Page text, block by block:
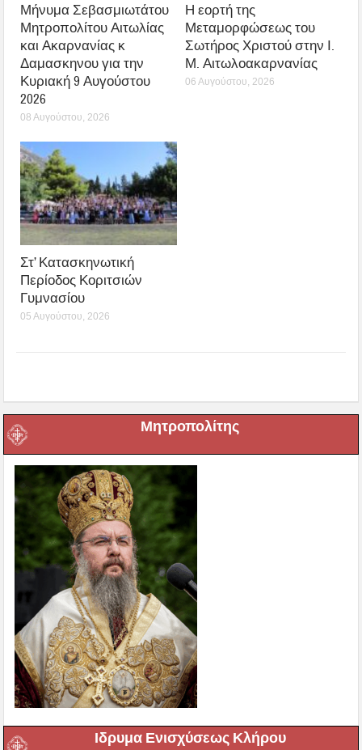
Μήνυμα Σεβασμιωτάτου
Μητροπολίτου Αιτωλίας
και Ακαρνανίας κ
Δαμασκηνου για την
Κυριακή 9 Αυγούστου
2026
08 Αυγούστου, 2026
Η εορτή της
Μεταμορφώσεως του
Σωτήρος Χριστού στην Ι.
Μ. Αιτωλοακαρνανίας
06 Αυγούστου, 2026
Στ’ Κατασκηνωτική
Περίοδος Κοριτσιών
Γυμνασίου
05 Αυγούστου, 2026
Μητροπολίτης
Ιδρυμα Ενισχύσεως Κλήρου